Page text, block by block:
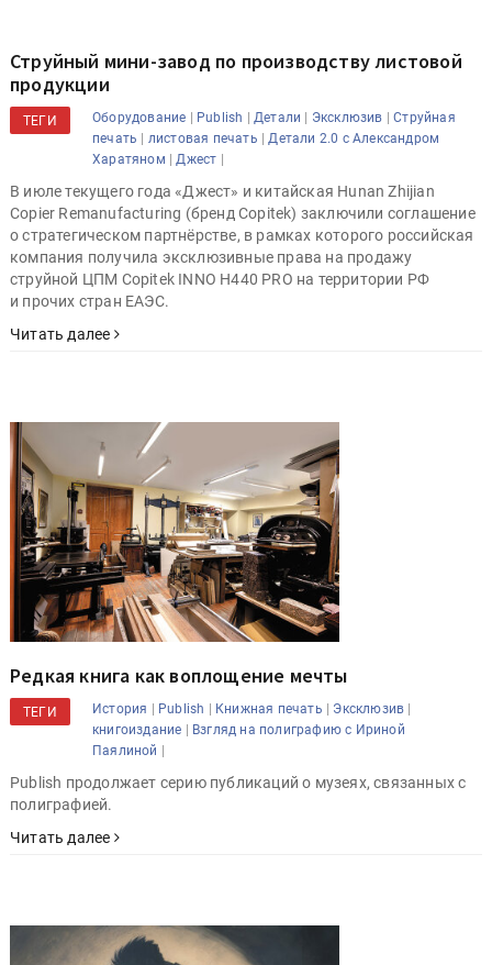
Струйный мини-завод по производству листовой
продукции
ТЕГИ Оборудование | Publish |Детали | Эксклюзив |Струйная
печать | листовая печать |Детали 2.0 с Александром
Харатяном |Джест |
В июле текущего года «Джест» и китайская Hunan Zhijian
Copier Remanufacturing (бренд Copitek) заключили соглашение
о стратегическом партнёрстве, в рамках которого российская
компания получила эксклюзивные права на продажу
струйной ЦПМ Copitek INNO H440 PRO на территории РФ
и прочих стран ЕАЭС.
Читать далее
Редкая книга как воплощение мечты
ТЕГИ История | Publish | Книжная печать | Эксклюзив |
книгоиздание | Взгляд на полиграфию с Ириной
Паялиной |
Publish продолжает серию публикаций о музеях, связанных с
полиграфией.
Читать далее